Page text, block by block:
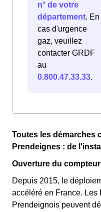
n° de votre
département. En
cas d'urgence
gaz, veuillez
contacter GRDF
au
0.800.47.33.33.
Toutes les démarches
Prendeignes : de
Ouverture du
Depuis 2015, le
accéléré en France. Les
Prendeignois peuvent